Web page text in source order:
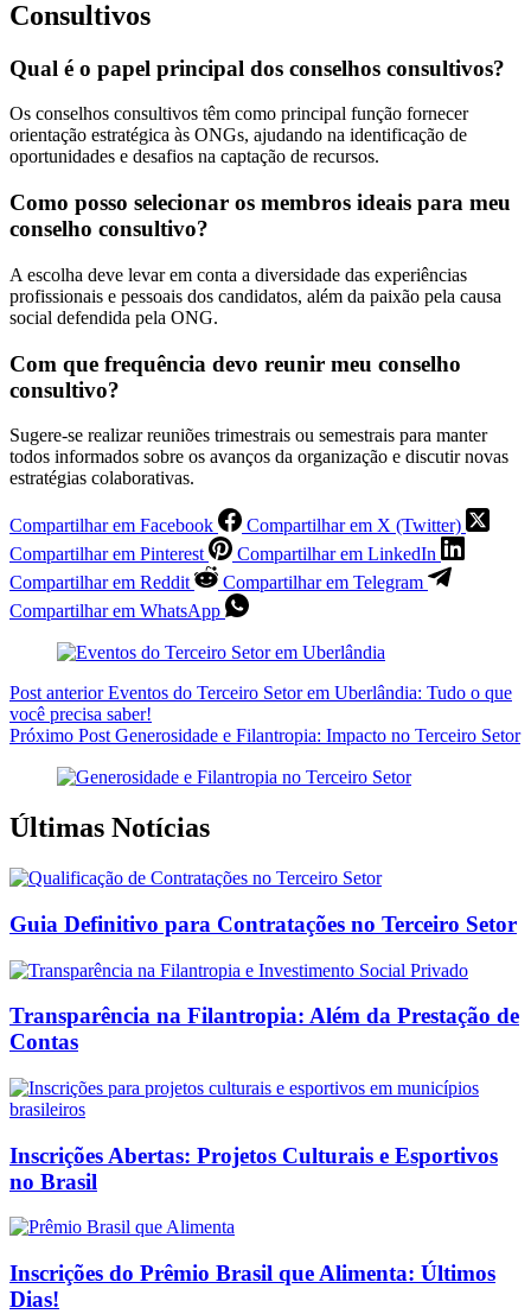
Consultivos
Qual é o papel principal dos conselhos consultivos?
Os conselhos consultivos têm como principal função fornecer
orientação estratégica às ONGs, ajudando na identificação de
oportunidades e desafios na captação de recursos.
Como posso selecionar os membros ideais para meu
conselho consultivo?
A escolha deve levar em conta a diversidade das experiências
profissionais e pessoais dos candidatos, além da paixão pela causa
social defendida pela ONG.
Com que frequência devo reunir meu conselho
consultivo?
Sugere-se realizar reuniões trimestrais ou semestrais para manter
todos informados sobre os avanços da organização e discutir novas
estratégias colaborativas.
Compartilhar em Facebook
Compartilhar em X (Twitter)
Compartilhar em Pinterest
Compartilhar em LinkedIn
Compartilhar em Reddit
Compartilhar em Telegram
Compartilhar em WhatsApp
Post anteriorEventos do Terceiro Setor em Uberlândia: Tudo o que
você precisa saber!
Próximo Post Generosidade e Filantropia: Impacto no Terceiro Setor
Últimas Notícias
Guia Definitivo para Contratações no Terceiro Setor
Transparência na Filantropia: Além da Prestação de
Contas
Inscrições Abertas: Projetos Culturais e Esportivos
no Brasil
Inscrições do Prêmio Brasil que Alimenta: Últimos
Dias!